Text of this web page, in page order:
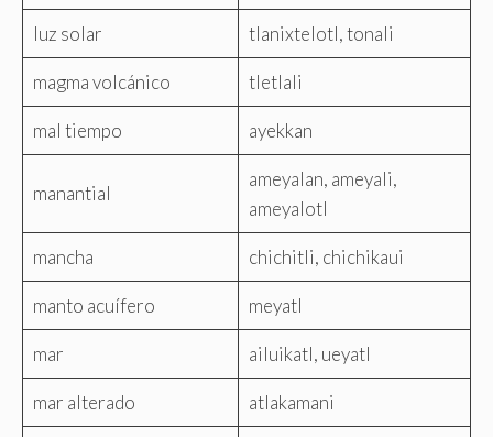
luz solar tlanixtelotl, tonali
magma volcánico tletlali
mal tiempo ayekkan
manantial
ameyalan, ameyali,
ameyalotl
mancha chichitli, chichikaui
manto acuífero meyatl
mar ailuikatl, ueyatl
mar alterado atlakamani